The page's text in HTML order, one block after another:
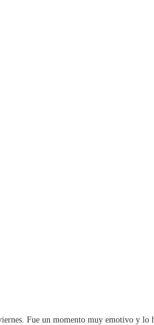
Fue un momento muy emotivo y